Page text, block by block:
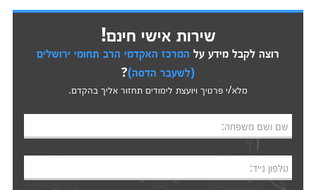
שירות אישי חינם!
רוצה לקבל מידע על המרכז האקדמי הרב תחומי ירושלים
(לשעבר הדסה)?
מלא/י פרטיך ויועצת לימודים תחזור אליך בהקדם.
שם ושם משפחה:
טלפון נייד: